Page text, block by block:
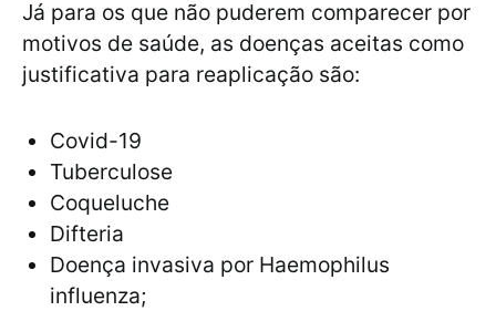
Já para os que não puderem comparecer por
motivos de saúde, as doenças aceitas como
justificativa para reaplicação são:
Covid-19
Tuberculose
Coqueluche
Difteria
Doença invasiva por Haemophilus
influenza;